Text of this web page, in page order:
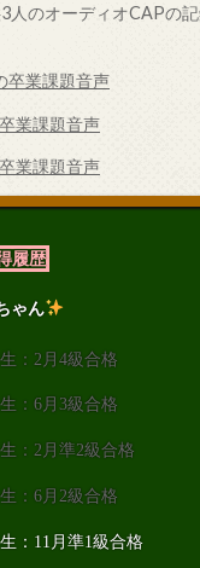
人のオーディオCAPの
卒業課題音声
業課題音声
業課題音声
履歴
ゃん
：2月4級合格
：6月3級合格
：2月準2級合格
：6月2級合格
：11月準1級合格